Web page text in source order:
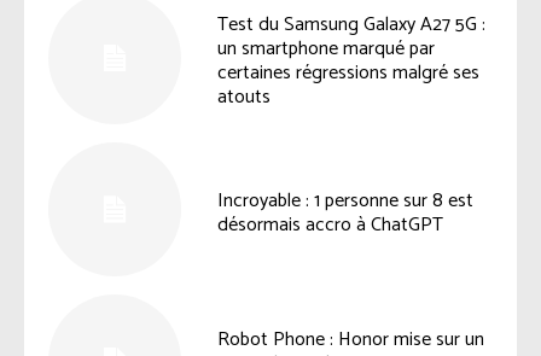
Test du Samsung Galaxy A27 5G :
un smartphone marqué par
certaines régressions malgré ses
atouts
Incroyable : 1 personne sur 8 est
désormais accro à ChatGPT
Robot Phone : Honor mise sur un